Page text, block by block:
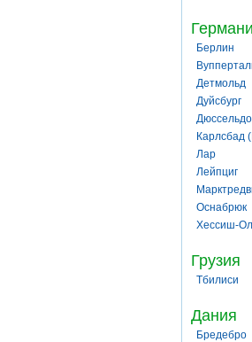
Берлин
Детмольд
Дуйсбург
Карлсбад
Лар
Лейпциг
Оснабрюк
Хессиш-
Грузия
Тбилиси
Дания
Бредебро